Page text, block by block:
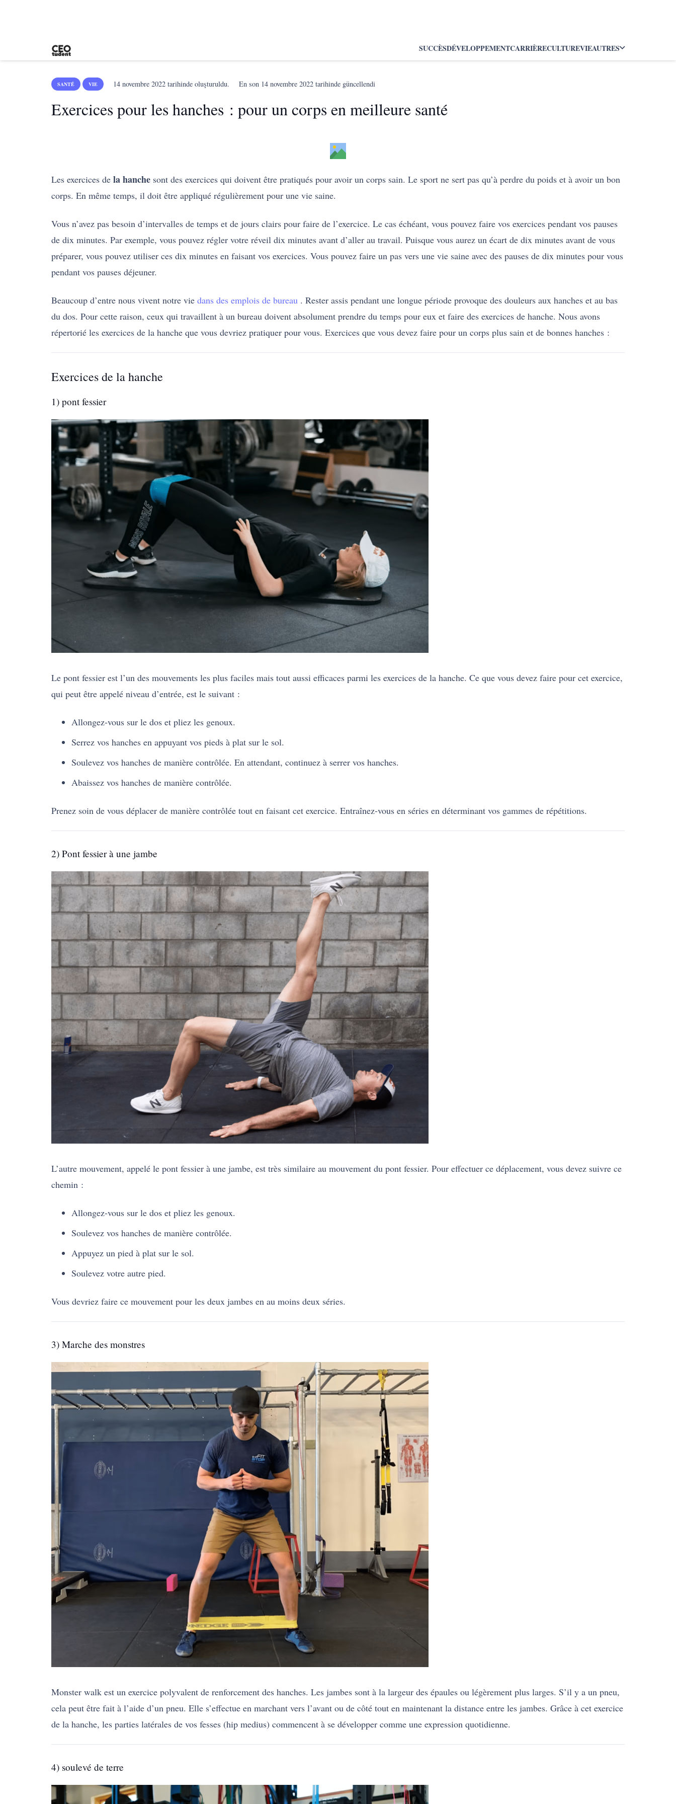
SUCCÈSDÉVELOPPEMENTCARRIÈRECULTUREVIEAUTRES
SANTÉ VIE 14 novembre 2022 tarihinde oluşturuldu. En son 14 novembre 2022 tarihinde güncellendi
Exercices pour les hanches : pour un corps en meilleure santé
Les exercices de la hanche sont des exercices qui doivent être pratiqués pour avoir un corps sain. Le sport ne sert pas qu’à perdre du poids et à avoir un bon
corps. En même temps, il doit être appliqué régulièrement pour une vie saine.
Vous n’avez pas besoin d’intervalles de temps et de jours clairs pour faire de l’exercice. Le cas échéant, vous pouvez faire vos exercices pendant vos pauses
de dix minutes. Par exemple, vous pouvez régler votre réveil dix minutes avant d’aller au travail. Puisque vous aurez un écart de dix minutes avant de vous
préparer, vous pouvez utiliser ces dix minutes en faisant vos exercices. Vous pouvez faire un pas vers une vie saine avec des pauses de dix minutes pour vous
pendant vos pauses déjeuner.
Beaucoup d’entre nous vivent notre vie dans des emplois de bureau . Rester assis pendant une longue période provoque des douleurs aux hanches et au bas
du dos. Pour cette raison, ceux qui travaillent à un bureau doivent absolument prendre du temps pour eux et faire des exercices de hanche. Nous avons
répertorié les exercices de la hanche que vous devriez pratiquer pour vous. Exercices que vous devez faire pour un corps plus sain et de bonnes hanches :
Exercices de la hanche
1) pont fessier
Le pont fessier est l’un des mouvements les plus faciles mais tout aussi efficaces parmi les exercices de la hanche. Ce que vous devez faire pour cet exercice,
qui peut être appelé niveau d’entrée, est le suivant :
Allongez-vous sur le dos et pliez les genoux.
Serrez vos hanches en appuyant vos pieds à plat sur le sol.
Soulevez vos hanches de manière contrôlée. En attendant, continuez à serrer vos hanches.
Abaissez vos hanches de manière contrôlée.
Prenez soin de vous déplacer de manière contrôlée tout en faisant cet exercice. Entraînez-vous en séries en déterminant vos gammes de répétitions.
2) Pont fessier à une jambe
L’autre mouvement, appelé le pont fessier à une jambe, est très similaire au mouvement du pont fessier. Pour effectuer ce déplacement, vous devez suivre ce
chemin :
Allongez-vous sur le dos et pliez les genoux.
Soulevez vos hanches de manière contrôlée.
Appuyez un pied à plat sur le sol.
Soulevez votre autre pied.
Vous devriez faire ce mouvement pour les deux jambes en au moins deux séries.
3) Marche des monstres
Monster walk est un exercice polyvalent de renforcement des hanches. Les jambes sont à la largeur des épaules ou légèrement plus larges. S’il y a un pneu,
cela peut être fait à l’aide d’un pneu. Elle s’effectue en marchant vers l’avant ou de côté tout en maintenant la distance entre les jambes. Grâce à cet exercice
de la hanche, les parties latérales de vos fesses (hip medius) commencent à se développer comme une expression quotidienne.
4) soulevé de terre